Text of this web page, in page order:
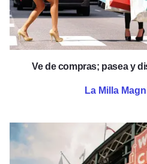
Ve de compras; pasea y
La Milla